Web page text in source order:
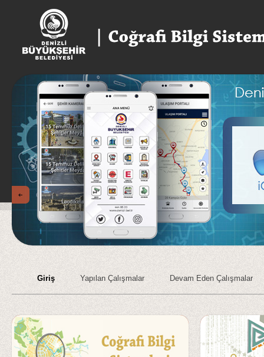
Giriş Yapılan Çalışmalar Devam Eden Çalışmalar